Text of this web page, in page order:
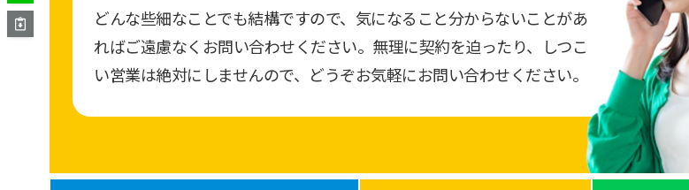
どんな些細なことでも結構ですので、気になること分からないことがあ
ればご遠慮なくお問い合わせください。無理に契約を迫ったり、しつこ
い営業は絶対にしませんので、どうぞお気軽にお問い合わせください。